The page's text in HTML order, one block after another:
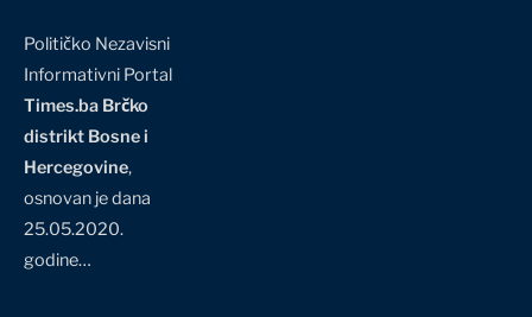
Političko Nezavisni
Informativni Portal
Times.ba Brčko
distrikt Bosne i
Hercegovine,
osnovan je dana
25.05.2020.
godine…